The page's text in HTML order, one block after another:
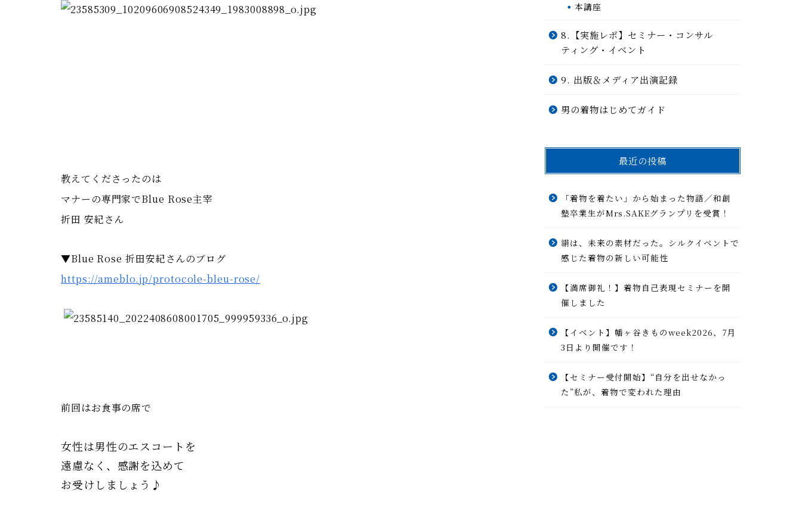
教えてくださったのは
マナーの専門家でBlue Rose主宰
折田 安紀さん
▼Blue Rose 折田安紀さんのブログ
https://ameblo.jp/protocole-bleu-rose/
前回はお食事の席で
女性は男性のエスコートを
遠慮なく、感謝を込めて
お受けしましょう♪
本講座
8.【実施レポ】セミナー・コンサル
ティング・イベント
9. 出版＆メディア出演記録
男の着物はじめてガイド
最近の投稿
「着物を着たい」から始まった物語／和創
塾卒業生がMrs.SAKEグランプリを受賞！
絹は、未来の素材だった。シルクイベントで
感じた着物の新しい可能性
【満席御礼！】着物自己表現セミナーを開
催しました
【イベント】幡ヶ谷きものweek2026、7月
3日より開催です！
【セミナー受付開始】“自分を出せなかっ
た”私が、着物で変われた理由